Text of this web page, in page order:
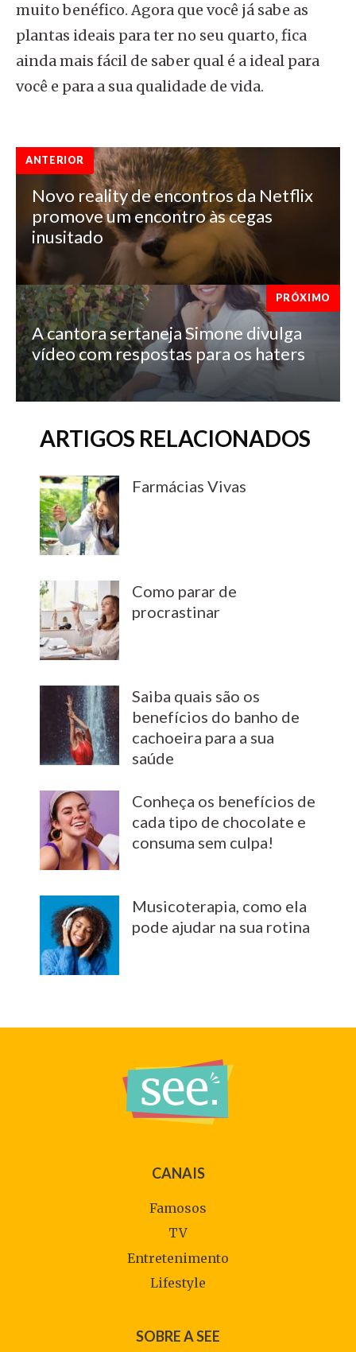
muito benéfico. Agora que você já sabe as
plantas ideais para ter no seu quarto, fica
ainda mais fácil de saber qual é a ideal para
você e para a sua qualidade de vida.
ANTERIOR
Novo reality de encontros da Netflix
promove um encontro às cegas
inusitado
A cantora sertaneja Simone divulga
vídeo com respostas para os haters
PRÓXIMO
ARTIGOS RELACIONADOS
Farmácias Vivas
Como parar de
procrastinar
Saiba quais são os
benefícios do banho de
cachoeira para a sua
saúde
Conheça os benefícios de
cada tipo de chocolate e
consuma sem culpa!
Musicoterapia, como ela
pode ajudar na sua rotina
CANAIS
Famosos
TV
Entretenimento
Lifestyle
SOBRE A SEE